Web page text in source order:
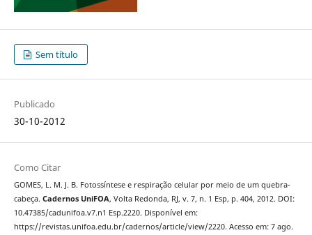
Sem título
Publicado
30-10-2012
Como Citar
GOMES, L. M. J. B. Fotossíntese e respiração celular por meio de um quebra-
cabeça. Cadernos UniFOA, Volta Redonda, RJ, v. 7, n. 1 Esp, p. 404, 2012. DOI:
10.47385/cadunifoa.v7.n1 Esp.2220. Disponível em:
https://revistas.unifoa.edu.br/cadernos/article/view/2220. Acesso em: 7 ago.